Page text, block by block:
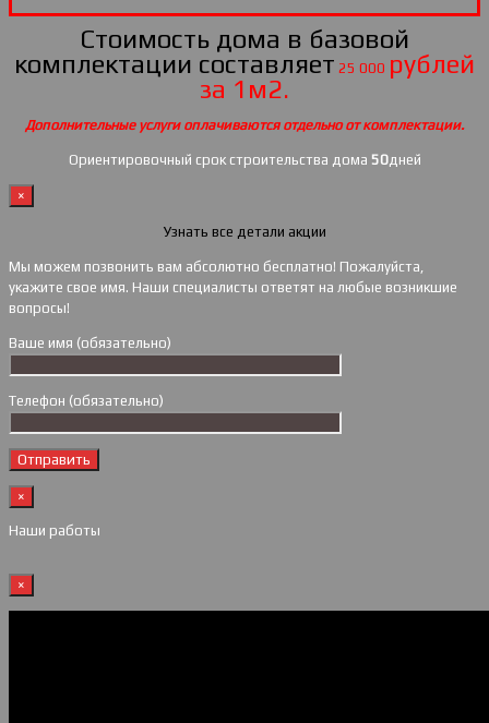
Стоимость дома в базовой
комплектации составляет 25 000 рублей
за 1м2.
Дополнительные услуги оплачиваются отдельно от комплектации.
Ориентировочный срок строительства дома 50дней
×
Узнать все детали акции
Мы можем позвонить вам абсолютно бесплатно! Пожалуйста,
укажите свое имя. Наши специалисты ответят на любые возникшие
вопросы!
Ваше имя (обязательно)
Телефон (обязательно)
×
Наши работы
×